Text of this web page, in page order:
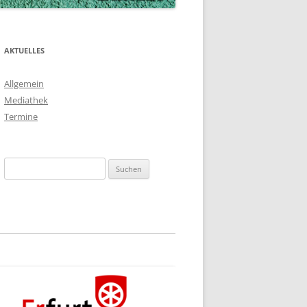
AKTUELLES
Allgemein
Mediathek
Termine
nach: